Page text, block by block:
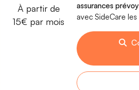
À partir de
15€ par mois
assurances
avec SideCare